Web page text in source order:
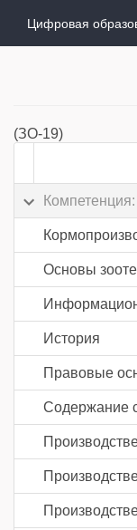
(ЗО-19)
Основы
История
Содержание